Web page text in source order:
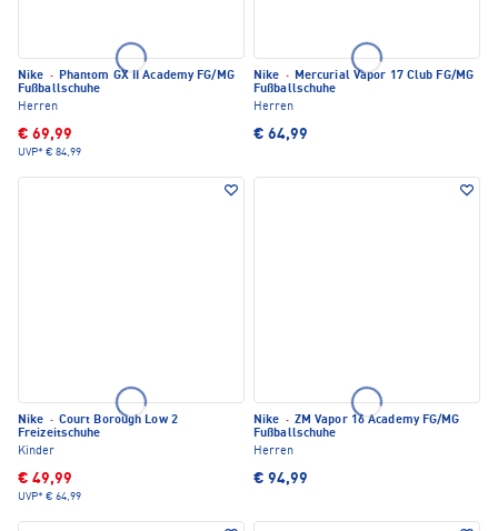
Nike · Phantom GX II Academy FG/MG
Fußballschuhe
Herren
€ 69,99
UVP* € 84,99
Nike · Mercurial Vapor 17 Club FG/MG
Fußballschuhe
Herren
€ 64,99
Nike · Court Borough Low 2
Freizeitschuhe
Kinder
€ 49,99
UVP* € 64,99
Nike · ZM Vapor 16 Academy FG/MG
Fußballschuhe
Herren
€ 94,99